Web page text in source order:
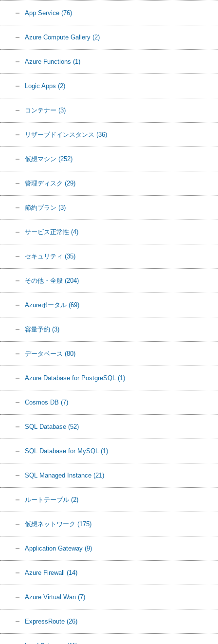
App Service (76)
Azure Compute Gallery (2)
Azure Functions (1)
Logic Apps (2)
コンテナー (3)
リザーブドインスタンス (36)
仮想マシン (252)
管理ディスク (29)
節約プラン (3)
サービス正常性 (4)
セキュリティ (35)
その他・全般 (204)
Azureポータル (69)
容量予約 (3)
データベース (80)
Azure Database for PostgreSQL (1)
Cosmos DB (7)
SQL Database (52)
SQL Database for MySQL (1)
SQL Managed Instance (21)
ルートテーブル (2)
仮想ネットワーク (175)
Application Gateway (9)
Azure Firewall (14)
Azure Virtual Wan (7)
ExpressRoute (26)